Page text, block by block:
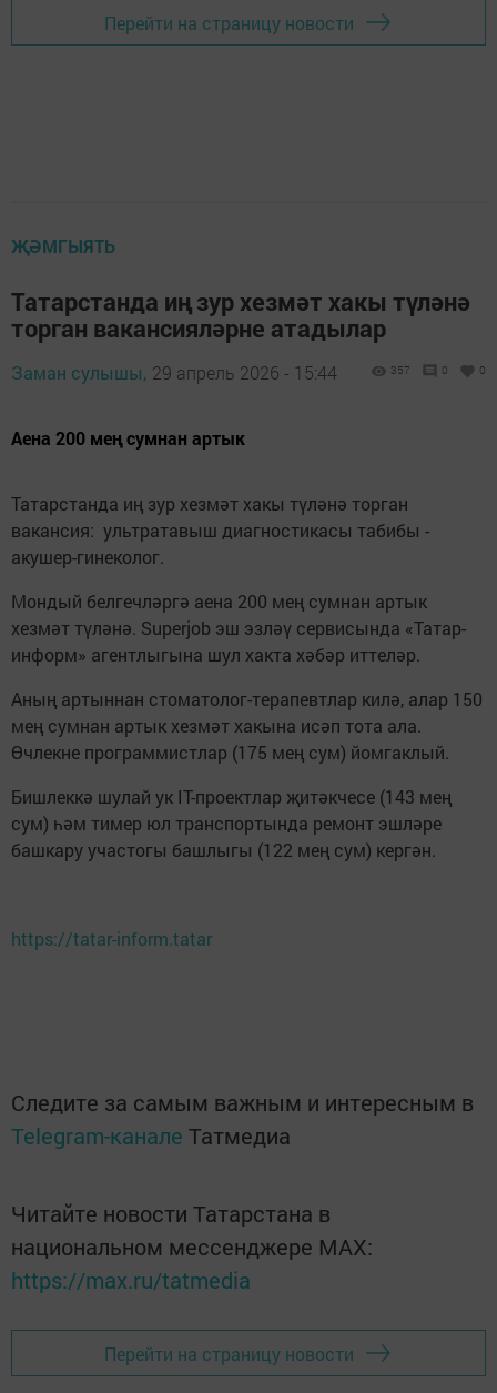
Перейти на страницу новости
ҖӘМГЫЯТЬ
Татарстанда иң зур хезмәт хакы түләнә
торган вакансияләрне атадылар
Заман сулышы, 29 апрель 2026 - 15:44 357 0 0
Аена 200 мең сумнан артык
Татарстанда иң зур хезмәт хакы түләнә торган
вакансия: ультратавыш диагностикасы табибы -
акушер-гинеколог.
Мондый белгечләргә аена 200 мең сумнан артык
хезмәт түләнә. Superjob эш эзләү сервисында «Татар-
информ» агентлыгына шул хакта хәбәр иттеләр.
Аның артыннан стоматолог-терапевтлар килә, алар 150
мең сумнан артык хезмәт хакына исәп тота ала.
Өчлекне программистлар (175 мең сум) йомгаклый.
Бишлеккә шулай ук IT-проектлар җитәкчесе (143 мең
сум) һәм тимер юл транспортында ремонт эшләре
башкару участогы башлыгы (122 мең сум) кергән.
https://tatar-inform.tatar
Следите за самым важным и интересным в
Telegram-канале Татмедиа
Читайте новости Татарстана в
национальном мессенджере MАХ:
https://max.ru/tatmedia
Перейти на страницу новости